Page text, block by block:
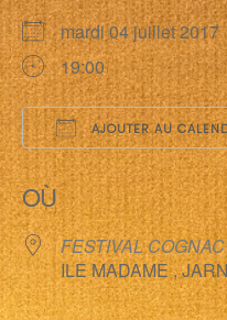
mardi 04 juillet
19:00
AJOUTER AU
Télécharger ICS
OÙ
FESTIVAL
ILE MADAME ,